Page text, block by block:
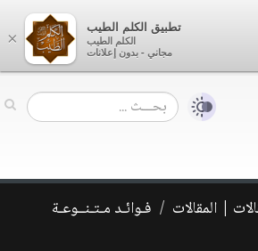
| المقالات
فـوائـد مـتـنــوعـة
×
تطبيق الكلم الطيب
الكلم الطيب
مجاني - بدون إعلانات